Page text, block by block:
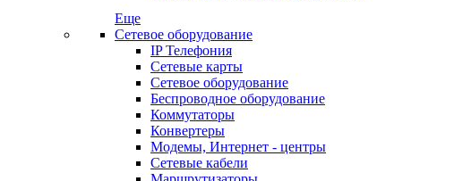
Еще
Сетевое оборудование
IP Телефония
Сетевые карты
Сетевое оборудование
Беспроводное оборудование
Коммутаторы
Конвертеры
Модемы, Интернет - центры
Сетевые кабели